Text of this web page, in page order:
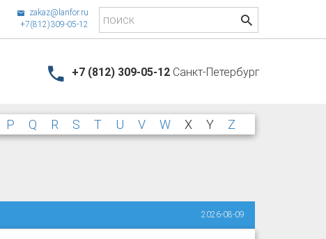
zakaz@lanfor.ru
+7(812)309-05-12
+7 (812) 309-05-12 Санкт-Петербург
P Q R S T U VW X Y Z
2026-08-09